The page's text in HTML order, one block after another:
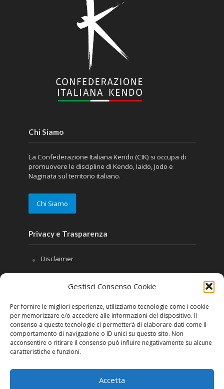
Gestisci Consenso Cookie
Per fornire le migliori esperienze, utilizziamo tecnologie come i cookie
per memorizzare e/o accedere alle informazioni del dispositivo. Il
consenso a queste tecnologie ci permetterà di elaborare dati come il
comportamento di navigazione o ID unici su questo sito. Non
acconsentire o ritirare il consenso può influire negativamente su alcune
caratteristiche e funzioni.
Accetta
Chi Siamo
La Confederazione Italiana Kendo (CIK) si occupa di
promuovere le discipline di Kendo, Iaido, Jodo e
Naginata sul territorio italiano.
Chi Siamo
Privacy e Trasparenza
Disclaimer
Privacy
Contatti
Seguici